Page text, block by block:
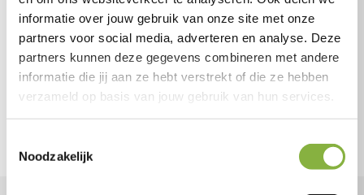
informatie over jouw gebruik van onze site met onze
partners voor social media, adverteren en analyse. Deze
partners kunnen deze gegevens combineren met andere
informatie die jij aan ze hebt verstrekt of die ze hebben
verzameld op basis van jouw gebruik van hun services.
Noodzakelijk
Wijkgericht: altijd dichtbij
ISO 9001 gecertificeerd